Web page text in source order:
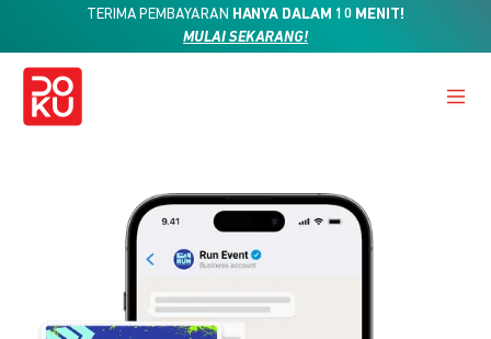
TERIMA PEMBAYARAN HANYA DALAM 10 MENIT!
MULAI SEKARANG!